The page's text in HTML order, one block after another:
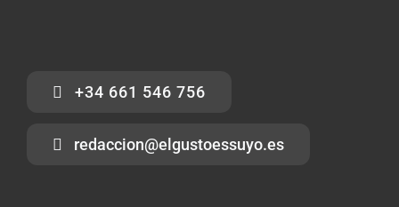
+34 661 546 756
redaccion@elgustoessuyo.es